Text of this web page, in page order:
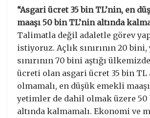
“Asgari ücret 35 bin TL’nin, en
maaşı 50 bin TL’nin altında
Talimatla değil adaletle görev
istiyoruz. Açlık sınırının 20
sınırının 70 bini aştığı
ücreti olan asgari ücret 35 bin TL
olmamalı, en düşük emekli
yetimler de dahil olmak üzere 50
altında kalmamalı. Ekonomi ve